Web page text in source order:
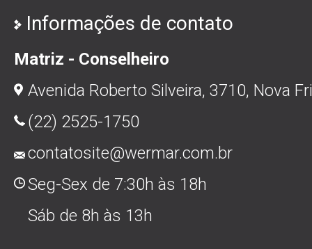
Informações de contato
Matriz - Conselheiro
Avenida Roberto Silveira, 3710, Nova
(22) 2525-1750
contatosite@wermar.com.br
Seg-Sex de 7:30h às 18h
Sáb de 8h às 13h